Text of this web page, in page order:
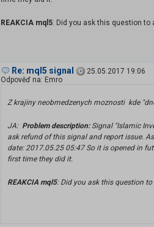
REAKCIA mql5: Did you ask this question to
Re: mql5 signal
25.05.2017 19:06
Odpověď na: Emro
Z krajiny neobmedzenych moznosti kde
JA: Problem description: Signal "Islamic
ask refund of this signal and report issue.
date: 2017.05.25 05:47 So it is opened in
first time they did it.
REAKCIA mql5: Did you ask this question